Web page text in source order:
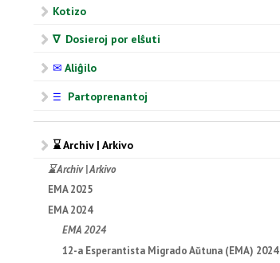
Kotizo
∇ Dosieroj por elŝuti
✉ Aliĝilo
☰ Partoprenantoj
⌛ Archiv | Arkivo
⌛ Archiv | Arkivo
EMA 2025
EMA 2024
EMA 2024
12-a Esperantista Migrado Aŭtuna (EMA) 2024